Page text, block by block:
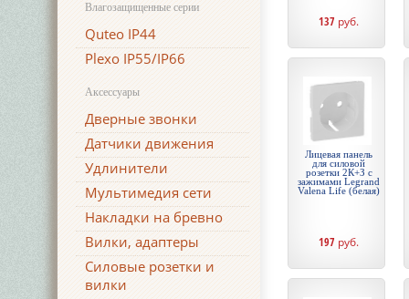
Влагозащищенные серии
Quteo IP44
Plexo IP55/IP66
Аксессуары
Дверные звонки
Датчики движения
Удлинители
Мультимедия сети
Накладки на бревно
Вилки, адаптеры
Силовые розетки и
вилки
137 руб.
Лицевая панель
для силовой
розетки 2К+З с
зажимами Legrand
Valena Life (белая)
197 руб.